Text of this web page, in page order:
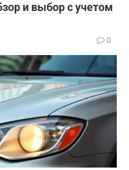
и выбор с учетом
0